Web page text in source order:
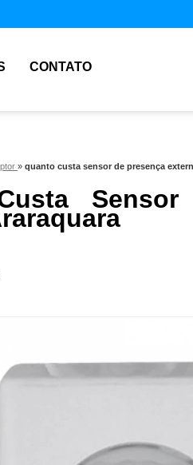
CONTATO
» quanto custa sensor de presença